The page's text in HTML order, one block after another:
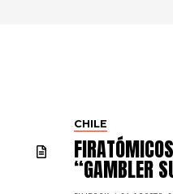
CHILE
“GAMBLER